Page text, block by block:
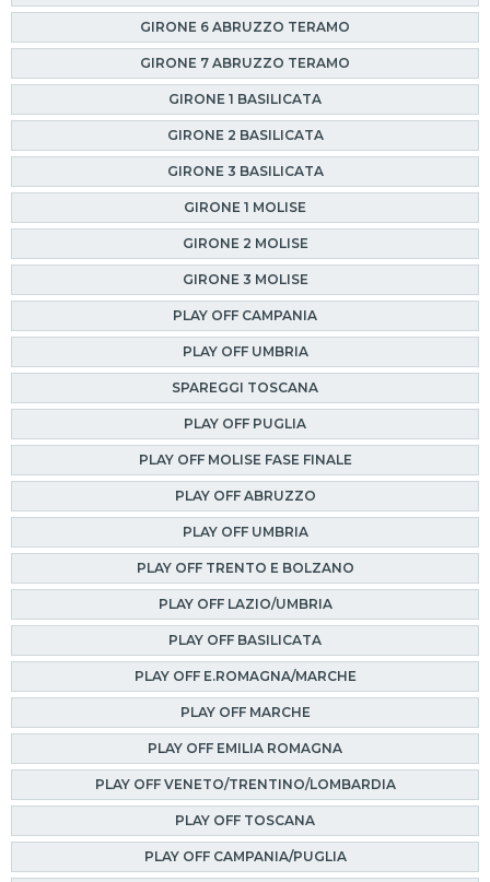
GIRONE 6 ABRUZZO TERAMO
GIRONE 7 ABRUZZO TERAMO
GIRONE 1 BASILICATA
GIRONE 2 BASILICATA
GIRONE 3 BASILICATA
GIRONE 1 MOLISE
GIRONE 2 MOLISE
GIRONE 3 MOLISE
PLAY OFF CAMPANIA
PLAY OFF UMBRIA
SPAREGGI TOSCANA
PLAY OFF PUGLIA
PLAY OFF MOLISE FASE FINALE
PLAY OFF ABRUZZO
PLAY OFF UMBRIA
PLAY OFF TRENTO E BOLZANO
PLAY OFF LAZIO/UMBRIA
PLAY OFF BASILICATA
PLAY OFF E.ROMAGNA/MARCHE
PLAY OFF MARCHE
PLAY OFF EMILIA ROMAGNA
PLAY OFF VENETO/TRENTINO/LOMBARDIA
PLAY OFF TOSCANA
PLAY OFF CAMPANIA/PUGLIA